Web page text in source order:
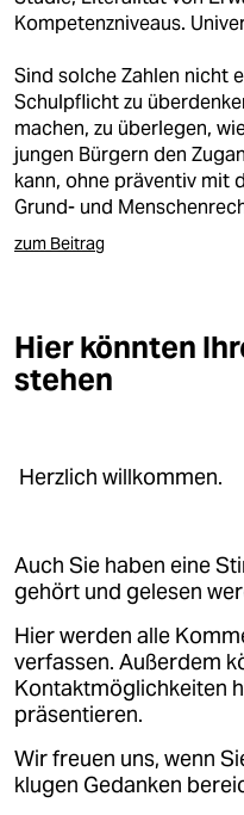
Kompetenzniveaus.
Sind solche Zahlen nicht
Schulpflicht zu
machen, zu überlegen,
jungen Bürgern den
kann, ohne präventiv mit
Grund- und
zum Beitrag
Hier könnten
stehen
Herzlich willkommen.
Auch Sie haben eine
gehört und gelesen
Hier werden alle
verfassen. Außerdem
Kontaktmöglichkeiten
präsentieren.
Wir freuen uns, wenn
klugen Gedanken